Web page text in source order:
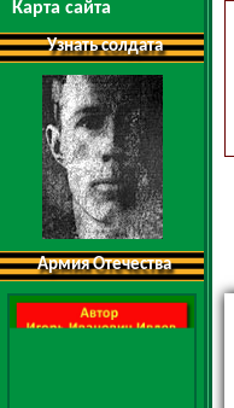
Карта сайта
Узнать солдата
Армия Отечества